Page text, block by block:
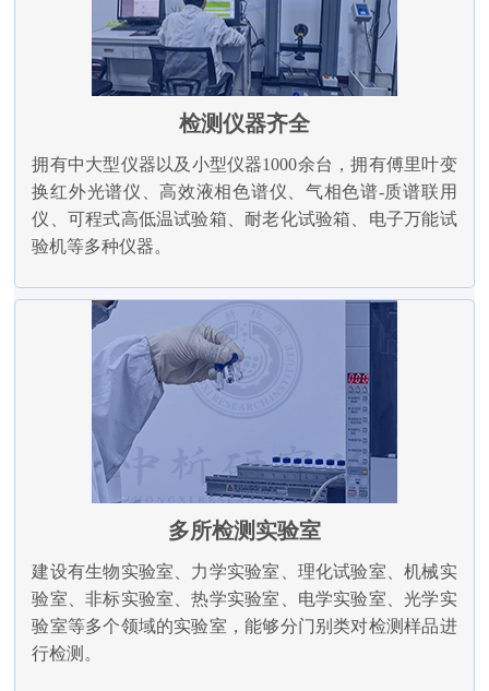
检测仪器齐全
拥有中大型仪器以及小型仪器1000余台，拥有傅里叶变
换红外光谱仪、高效液相色谱仪、气相色谱-质谱联用
仪、可程式高低温试验箱、耐老化试验箱、电子万能试
验机等多种仪器。
多所检测实验室
建设有生物实验室、力学实验室、理化试验室、机械实
验室、非标实验室、热学实验室、电学实验室、光学实
验室等多个领域的实验室，能够分门别类对检测样品进
行检测。